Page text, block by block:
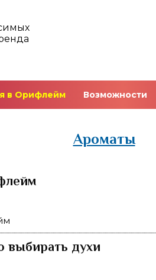
в Орифлейм Возможности
Ароматы
выбирать духи